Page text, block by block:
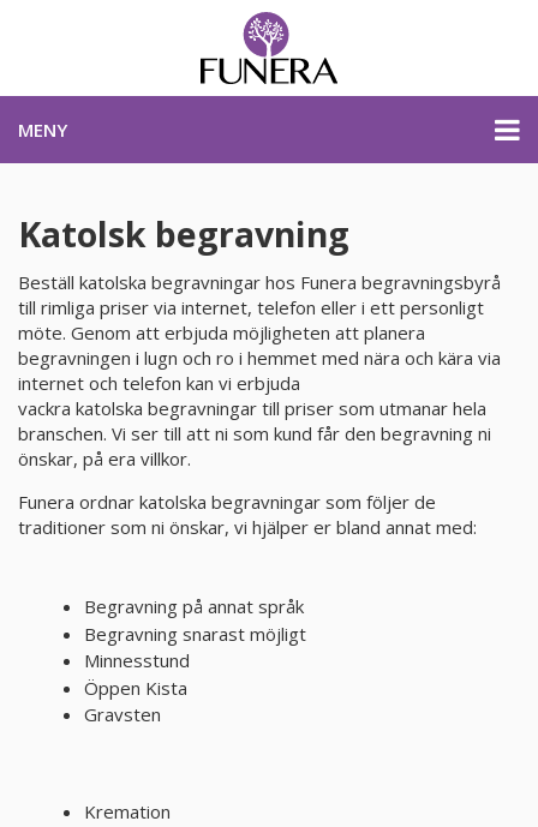
MENY
PLANERA BEGRAVNING
KONTAKTA OSS
STARTSIDA
PLANERA BEGRAVNING
OM BEGRAVNINGAR
JURIDIK
Katolsk begravning
Beställ katolska begravningar hos Funera begravningsbyrå
till rimliga priser via internet, telefon eller i ett personligt
möte. Genom att erbjuda möjligheten att planera
begravningen i lugn och ro i hemmet med nära och kära via
internet och telefon kan vi erbjuda
vackra katolska begravningar till priser som utmanar hela
branschen. Vi ser till att ni som kund får den begravning ni
önskar, på era villkor.
Funera ordnar katolska begravningar som följer de
traditioner som ni önskar, vi hjälper er bland annat med:
Begravning på annat språk
Begravning snarast möjligt
Minnesstund
Öppen Kista
Gravsten
Kremation